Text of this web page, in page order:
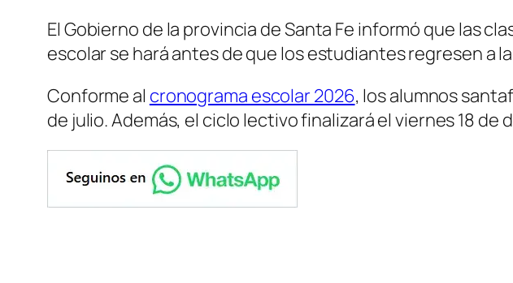
El Gobierno de la provincia de Santa Fe informó que las
escolar se hará antes de que los estudiantes regresen a
Conforme al cronograma escolar 2026, los alumnos
de julio. Además, el ciclo lectivo finalizará el viernes 18 de